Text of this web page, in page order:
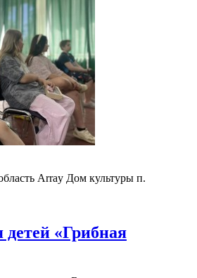
Array Дом культуры п.
«Грибная